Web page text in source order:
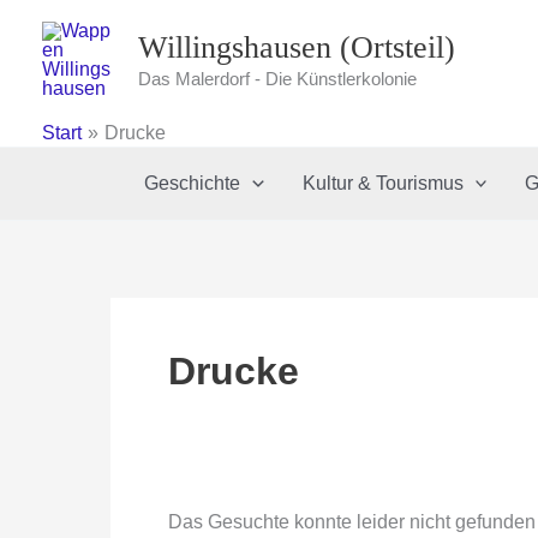
Inhalt
springen
Willingshausen (Ortsteil)
Das Malerdorf - Die Künstlerkolonie
Start Drucke
Geschichte Kultur & Tourismus
Drucke
Das Gesuchte konnte leider nicht